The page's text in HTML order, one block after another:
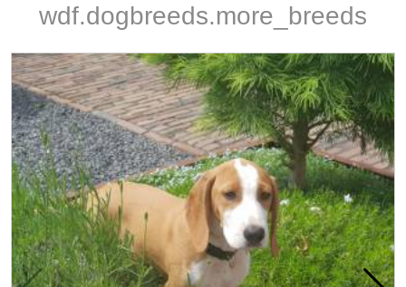
wdf.dogbreeds.more_breeds